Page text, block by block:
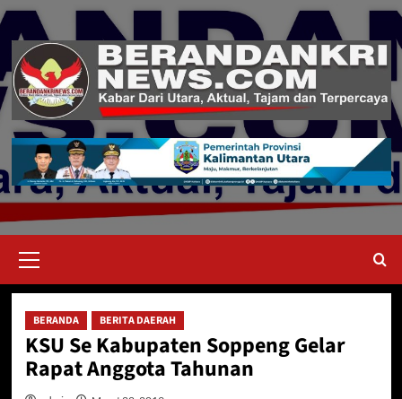
Skip
content
Menu
BERANDA BERITA DAERAH
KSU Se Kabupaten Soppeng Gelar
Rapat Anggota Tahunan